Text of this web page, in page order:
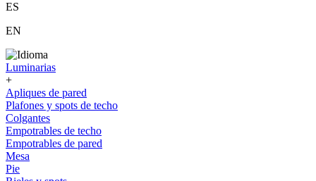
ES
EN
Luminarias
+
Apliques de pared
Plafones y spots de techo
Colgantes
Empotrables de techo
Empotrables de pared
Mesa
Pie